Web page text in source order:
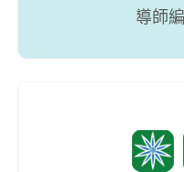
導師